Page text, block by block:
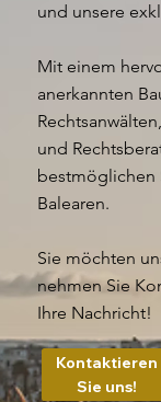
und unsere
Mit einem
anerkannten
und
bestmöglichen
Balearen.
Sie möchten
nehmen Sie
Ihre Nachricht!
Kontaktieren
Sie uns!